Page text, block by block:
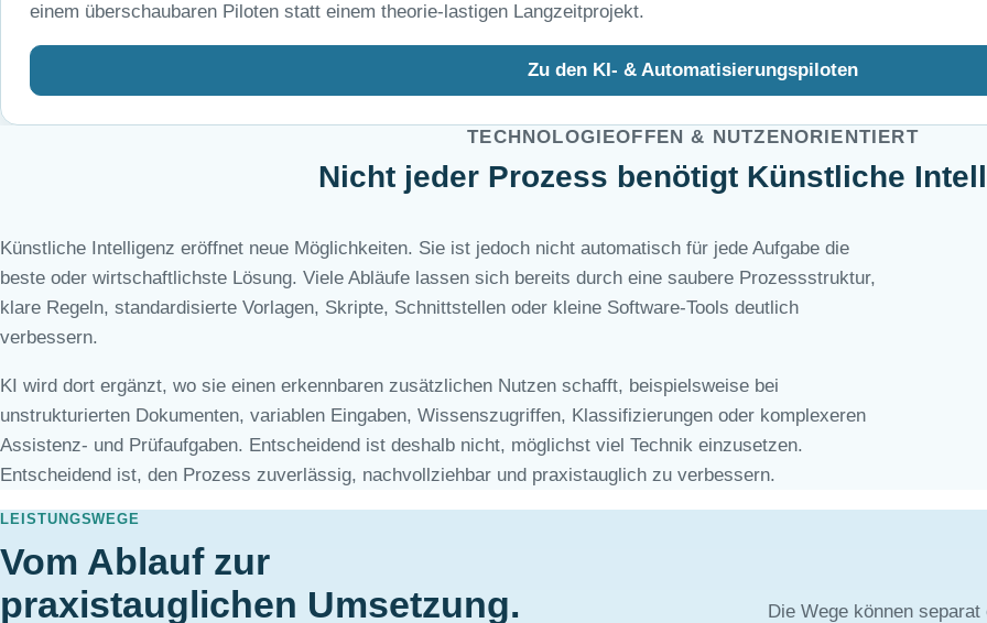
einem überschaubaren Piloten statt einem theorie-lastigen Langzeitprojekt.
Zu den KI- & Automatisierungspiloten
TECHNOLOGIEOFFEN & NUTZENORIENTIERT
Nicht jeder Prozess benötigt Künstliche
Künstliche Intelligenz eröffnet neue Möglichkeiten. Sie ist jedoch nicht automatisch für jede Aufgabe die
beste oder wirtschaftlichste Lösung. Viele Abläufe lassen sich bereits durch eine saubere Prozessstruktur,
klare Regeln, standardisierte Vorlagen, Skripte, Schnittstellen oder kleine Software-Tools deutlich
verbessern.
KI wird dort ergänzt, wo sie einen erkennbaren zusätzlichen Nutzen schafft, beispielsweise bei
unstrukturierten Dokumenten, variablen Eingaben, Wissenszugriffen, Klassifizierungen oder komplexeren
Assistenz- und Prüfaufgaben. Entscheidend ist deshalb nicht, möglichst viel Technik einzusetzen.
Entscheidend ist, den Prozess zuverlässig, nachvollziehbar und praxistauglich zu verbessern.
LEISTUNGSWEGE
Vom Ablauf zur
praxistauglichen Umsetzung.
Die Wege können